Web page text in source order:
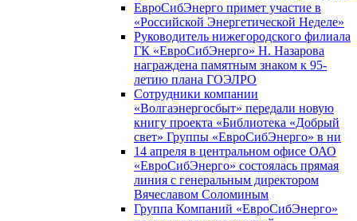
ЕвроСибЭнерго примет участие в
«Российской Энергетической Неделе»
Руководитель нижегородского филиала
ГК «ЕвроСибЭнерго» Н. Назарова
награждена памятным знаком к 95-
летию плана ГОЭЛРО
Сотрудники компании
«Волгаэнергосбыт» передали новую
книгу проекта «Библиотека «Добрый
свет» Группы «ЕвроСибЭнерго» в ни
14 апреля в центральном офисе ОАО
«ЕвроСибЭнерго» состоялась прямая
линия с генеральным директором
Вячеславом Соломиным
Группа Компаний «ЕвроСибЭнерго»